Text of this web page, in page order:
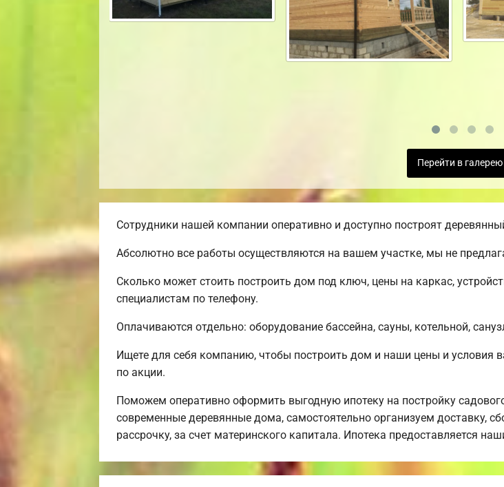
Перейти в галерею
Сотрудники нашей компании оперативно и доступно построят
Абсолютно все работы осуществляются на вашем участке, мы не
Сколько может стоить построить дом под ключ, цены на каркас,
специалистам по телефону.
Оплачиваются отдельно: оборудование бассейна, сауны, котельной,
Ищете для себя компанию, чтобы построить дом и наши цены и условия
по акции.
Поможем оперативно оформить выгодную ипотеку на постройку
современные деревянные дома, самостоятельно организуем доставку,
рассрочку, за счет материнского капитала. Ипотека предоставляется